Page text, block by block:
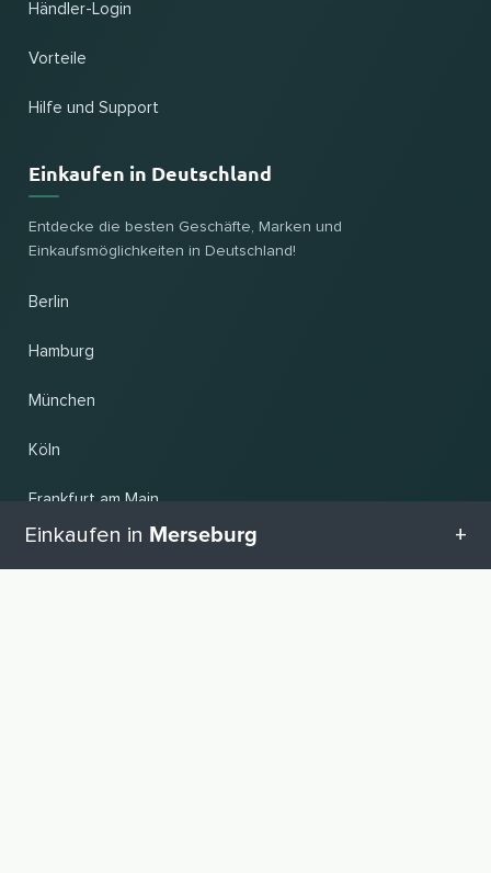
Händler-Login
Vorteile
Hilfe und Support
Einkaufen in Deutschland
Entdecke die besten Geschäfte, Marken und
Einkaufsmöglichkeiten in Deutschland!
Berlin
Hamburg
München
Köln
Frankfurt am Main
Einkaufen in Merseburg